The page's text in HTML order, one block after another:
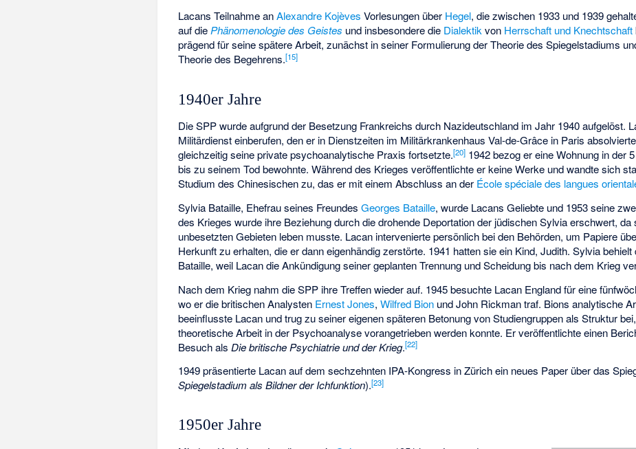
Lacans Teilnahme anAlexandre Kojèves Vorlesungen über Hegel, die zwischen 1933 und 1939
auf diePhänomenologie des Geistes und insbesondere die Dialektikvon Herrschaft und Knechtschaft
prägend für seine spätere Arbeit, zunächst in seiner Formulierung der Theorie des Spiegelstadiums
Theorie des Begehrens.[15]
1940er Jahre
Die SPP wurde aufgrund der Besetzung Frankreichs durch Nazideutschland im Jahr 1940 aufgelöst.
Militärdienst einberufen, den er in Dienstzeiten im Militärkrankenhaus Val-de-Grâce in Paris
gleichzeitig seine private psychoanalytische Praxis fortsetzte.[20] 1942 bezog er eine Wohnung in der
bis zu seinem Tod bewohnte. Während des Krieges veröffentlichte er keine Werke und wandte sich
Studium des Chinesischen zu, das er mit einem Abschluss an der École spéciale des langues
Sylvia Bataille, Ehefrau seines FreundesGeorges Bataille, wurde Lacans Geliebte und 1953 seine
des Krieges wurde ihre Beziehung durch die drohende Deportation der jüdischen Sylvia erschwert, da
unbesetzten Gebieten leben musste. Lacan intervenierte persönlich bei den Behörden, um Papiere
Herkunft zu erhalten, die er dann eigenhändig zerstörte. 1941 hatten sie ein Kind, Judith. Sylvia
Bataille, weil Lacan die Ankündigung seiner geplanten Trennung und Scheidung bis nach dem Krieg
Nach dem Krieg nahm die SPP ihre Treffen wieder auf. 1945 besuchte Lacan England für eine
wo er die britischen Analysten Ernest Jones,Wilfred Bion und John Rickman traf. Bions analytische
beeinflusste Lacan und trug zu seiner eigenen späteren Betonung von Studiengruppen als Struktur
theoretische Arbeit in der Psychoanalyse vorangetrieben werden konnte. Er veröffentlichte einen
Besuch alsDie britische Psychiatrie und der Krieg.[22]
1949 präsentierte Lacan auf dem sechzehnten IPA-Kongress in Zürich ein neues Paper über das
Spiegelstadium als Bildner der Ichfunktion).[23]
1950er Jahre